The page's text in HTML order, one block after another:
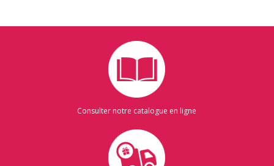
Consulter notre catalogue en ligne